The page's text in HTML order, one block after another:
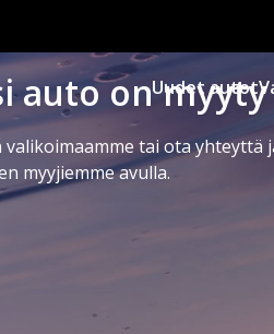
auto on myyty
tai ota yhteyttä
myyjiemme avulla.
Uudet autot